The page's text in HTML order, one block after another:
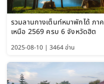
รวมลานกางเต็นท์หมาพักได้ ภาค
เหนือ 2569 ครบ 6 จังหวัดฮิต
2025-08-10 | 3464 อ่าน